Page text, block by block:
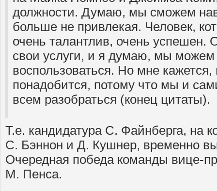
должности. Думаю, мы сможем
больше не привлекая. Человек,
очень талантлив, очень успешен.
свои услуги, и я думаю, мы можем
воспользоваться. Но мне кажется,
понадобится, потому что мы и
всем разобраться (конец цитаты).
Т.е. кандидатура С. Файнберга, на
С. Бэннон и Д. Кушнер, временно
Очередная победа команды вице-
М. Пенса.